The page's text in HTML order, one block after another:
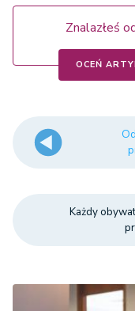
Znalazłeś
OCEŃ
Każdy